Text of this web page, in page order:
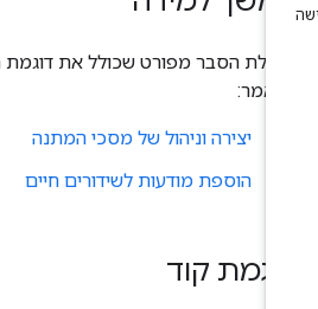
הסבר מפורט שכולל את דוגמת
יצירה וניהול של מסכי המתנה
הוספת מודעות לשידורים חיים
קוד